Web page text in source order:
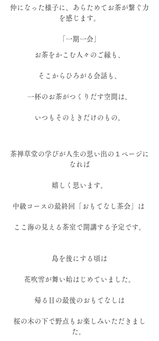
仲になった様子に、あらためてお茶が繋ぐ力
を感じます。
「一期一会」
お茶をかこむ人々のご縁も、
そこからひろがる会話も、
一杯のお茶がつくりだす空間は、
いつもそのときだけのもの。
茶禅草堂の学びが人生の思い出の１ページに
なれば
嬉しく思います。
中級コースの最終回「おもてなし茶会」は
ここ海の見える茶室で開講する予定です。
島を後にする頃は
花吹雪が舞い始はじめていました。
帰る日の最後のおもてなしは
桜の木の下で野点もお楽しみいただきまし
た。